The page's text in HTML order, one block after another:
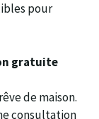
pour
gratuite
de maison.
consultation